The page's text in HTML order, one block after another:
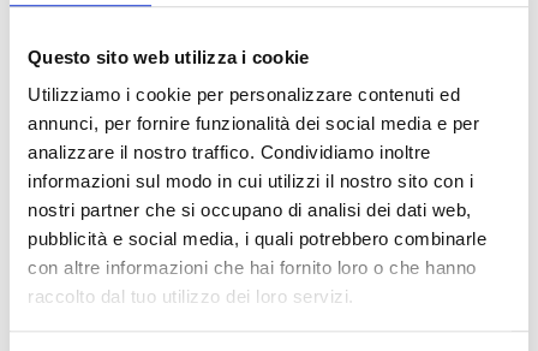
Questo sito web utilizza i cookie
Utilizziamo i cookie per personalizzare contenuti ed
annunci, per fornire funzionalità dei social media e per
analizzare il nostro traffico. Condividiamo inoltre
informazioni sul modo in cui utilizzi il nostro sito con i
nostri partner che si occupano di analisi dei dati web,
pubblicità e social media, i quali potrebbero combinarle
con altre informazioni che hai fornito loro o che hanno
raccolto dal tuo utilizzo dei loro servizi.
La pizza di cavolfiore è molto semplice da
preparare:
Per prima cosa pulite il cavolfiore, staccate le
cimette e mettetele all’interno di una pentola
con dell’acqua fredda;
Portate ad ebollizione e fate cuocere la
verdura fino a farla diventare morbida;
Non appena sarà cotto, scolate il cavolfiore,
mettetelo in una ciotola e schiacciatelo con
una forchetta o con uno schiacciapatate,